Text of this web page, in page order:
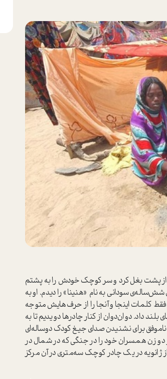
از پشت بغل کرد و سر کوچک خودش را به پشتم
سودانی به نام «هنینا» را دیدم. او به
اینجا و آنجا را از حرف‌هایش متوجه
داد. دوان‌دوان از کنار چادرها دویدیم تا به
ناموفق برای نشنیدن صدای جیغ کودک دو‌ساله‌ای
زن همسران خود را در جنگی که در شمال در
ژانویه در یک چادر کوچک سه‌متری در آن مرکز